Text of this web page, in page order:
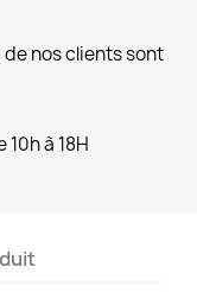
nos clients sont
à 18H